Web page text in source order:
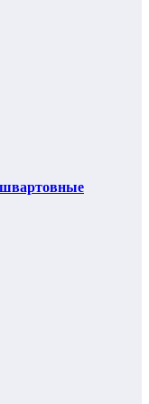
швартовные